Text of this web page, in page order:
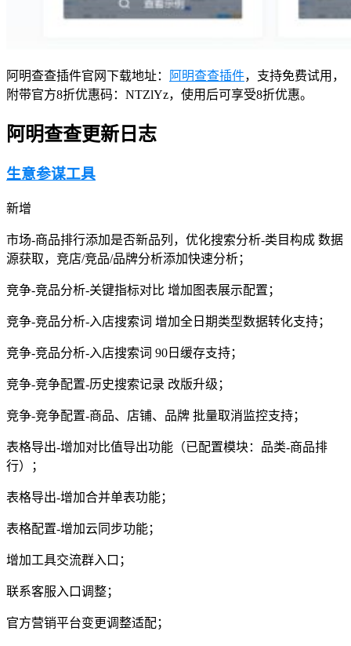
阿明查查插件官网下载地址： 阿明查查插件，支持免费试用，
附带官方8折优惠码：NTZlYz，使用后可享受8折优惠。
阿明查查更新日志
生意参谋工具
新增
市场-商品排行添加是否新品列，优化搜索分析-类目构成 数据
源获取，竞店/竞品/品牌分析添加快速分析；
竞争-竞品分析-关键指标对比 增加图表展示配置；
竞争-竞品分析-入店搜索词 增加全日期类型数据转化支持；
竞争-竞品分析-入店搜索词 90日缓存支持；
竞争-竞争配置-历史搜索记录 改版升级；
竞争-竞争配置-商品、店铺、品牌 批量取消监控支持；
表格导出-增加对比值导出功能（已配置模块：品类-商品排
行）；
表格导出-增加合并单表功能；
表格配置-增加云同步功能；
增加工具交流群入口；
联系客服入口调整；
官方营销平台变更调整适配；